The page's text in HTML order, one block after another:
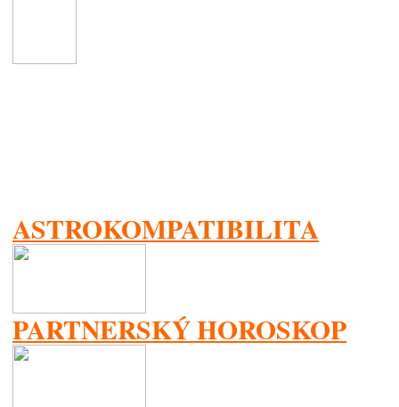
ASTROKOMPATIBILITA
PARTNERSKÝ HOROSKOP